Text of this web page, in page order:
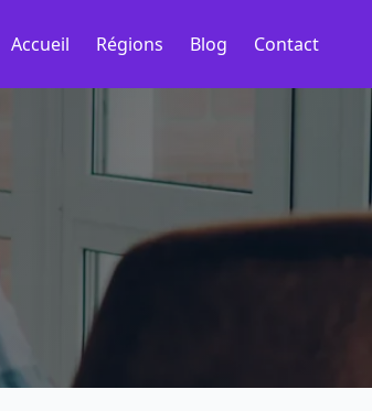
Accueil Régions Blog Contact